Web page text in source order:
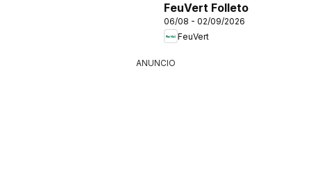
FeuVert Folleto
06/08 - 02/09/2026
FeuVert
ANUNCIO